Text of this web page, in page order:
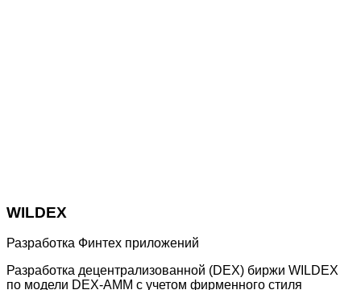
WILDEX
Разработка Финтех приложений
Разработка децентрализованной (DEX) биржи WILDEX
по модели DEX-AMM с учетом фирменного стиля